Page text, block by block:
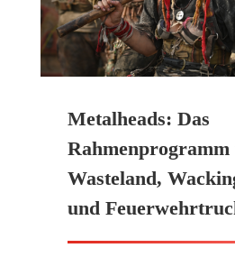
Metalheads: Das
Wasteland,
und